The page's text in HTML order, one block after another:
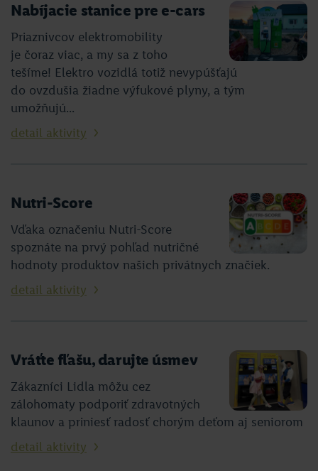
Nabíjacie stanice pre e-cars
Priaznivcov elektromobility
je čoraz viac, a my sa z toho
tešíme! Elektro vozidlá totiž nevypúšťajú
do ovzdušia žiadne výfukové plyny, a tým
umožňujú...
detail aktivity
Nutri-Score
Vďaka označeniu Nutri-Score
spoznáte na prvý pohľad nutričné
hodnoty produktov našich privátnych značiek.
detail aktivity
Vráťte fľašu, darujte úsmev
Zákazníci Lidla môžu cez
zálohomaty podporiť zdravotných
klaunov a priniesť radosť chorým deťom aj seniorom
detail aktivity